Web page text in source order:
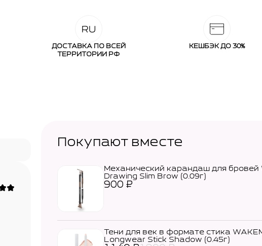
ДОСТАВКА ПО ВСЕЙ
ТЕРРИТОРИИ РФ
КЕШБЭК ДО 30%
Покупают вместе
Механический карандаш для бровей
Drawing Slim Brow (0.09г)
900 ₽
Тени для век в формате стика
Longwear Stick Shadow (0.45г)